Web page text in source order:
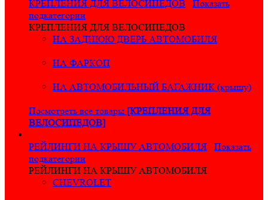
КРЕПЛЕНИЯ ДЛЯ ВЕЛОСИПЕДОВ
Показать
подкатегории
КРЕПЛЕНИЯ ДЛЯ ВЕЛОСИПЕДОВ
НА ЗАДНЮЮ ДВЕРЬ АВТОМОБИЛЯ
НА ФАРКОП
НА АВТОМОБИЛЬНЫЙ БАГАЖНИК (крышу)
Посмотреть все товары [КРЕПЛЕНИЯ ДЛЯ
ВЕЛОСИПЕДОВ]
РЕЙЛИНГИ НА КРЫШУ АВТОМОБИЛЯ
Показать
подкатегории
РЕЙЛИНГИ НА КРЫШУ АВТОМОБИЛЯ
CHEVROLET